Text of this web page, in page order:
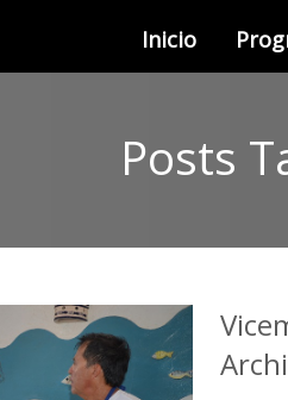
Inicio
Posts